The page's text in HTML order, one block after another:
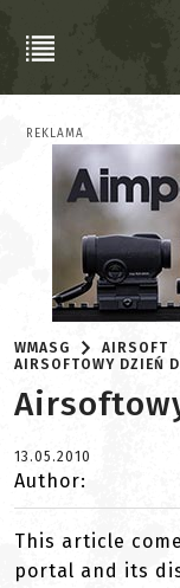
REKLAMA
WMASG AIRSOFT
AIRSOFTOWY DZIEŃ
13.05.2010
Author:
This article
portal and its